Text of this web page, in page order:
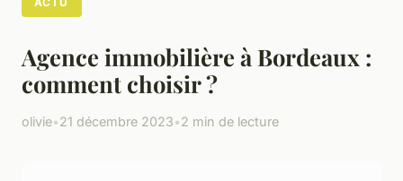
Agence immobilière à Bordeaux :
comment choisir ?
olivie•21 décembre 2023•2 min de lecture